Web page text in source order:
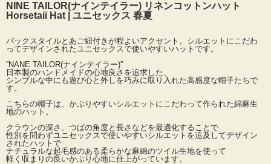
NINE TAILOR(ナインテイラー) リネンコットンハット
Horsetaii Hat | ユニセックス 春夏
バックスタイルとあご紐付きが程よいアクセント。シルエットにこだわ
ってデザインされたユニセックスで使いやすいハットです。
”NANE TAILOR(ナインテイラー)”
日本製のハンドメイドの心地良さを追求した、
シンプルな中にも遊び心と外しを巧みに取り入れた高感度な帽子たちで
す。
こちらの帽子は、かぶりやすいシルエットにこだわって作られた綿麻生
地のハット。
クラウンの深さ、つばの角度と長さなどを最適化することで
性別を問わずユニセックスで使いやすいシルエットを追及してデザイン
されたハットで
ナチュラルな起毛感のある柔らかな麻綿のツイル生地を使って
軽く収まりの良いかぶり心地に仕上がっています。